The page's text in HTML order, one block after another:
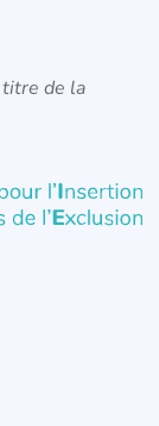
titre de la